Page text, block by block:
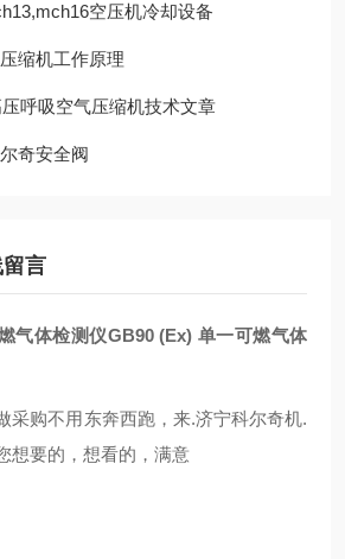
空压机冷却设备
缩机工作原理
呼吸空气压缩机技术文章
奇安全阀
言
气体检测仪GB90 (Ex) 单一可燃气体
采购不用东奔西跑，来.济宁科尔奇机.
想要的，想看的，满意